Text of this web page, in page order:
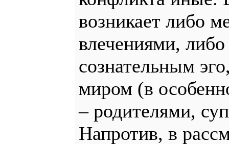
возникает либо
влечениями,
сознательным
миром (в
– родителями,
Напротив, в